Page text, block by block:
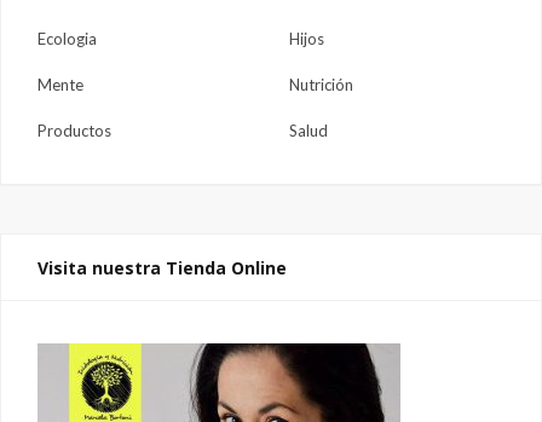
Ecologia Hijos
Mente Nutrición
Productos Salud
Visita nuestra Tienda Online